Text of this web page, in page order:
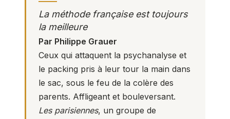
La méthode française est toujours
la meilleure
Par Philippe Grauer
Ceux qui attaquent la psychanalyse et
le packing pris à leur tour la main dans
le sac, sous le feu de la colère des
parents. Affligeant et bouleversant.
Les parisiennes, un groupe de